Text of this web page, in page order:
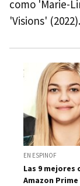
como 'Marie-
'Visions' (2022).
EN ESPINOF
Las 9
Amazon